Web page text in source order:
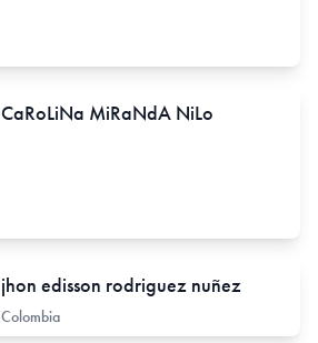
CaRoLiNa MiRaNdA NiLo
jhon edisson rodriguez nuñez
Colombia